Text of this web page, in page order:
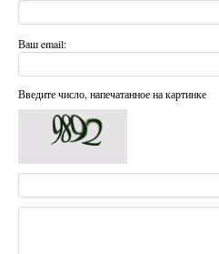
Ваш email:
Введите число, напечатанное на картинке